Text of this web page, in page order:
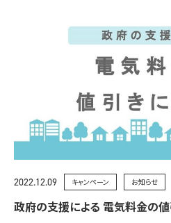
2022.12.09 キャンペーン お知らせ
政府の支援による 電気料金の